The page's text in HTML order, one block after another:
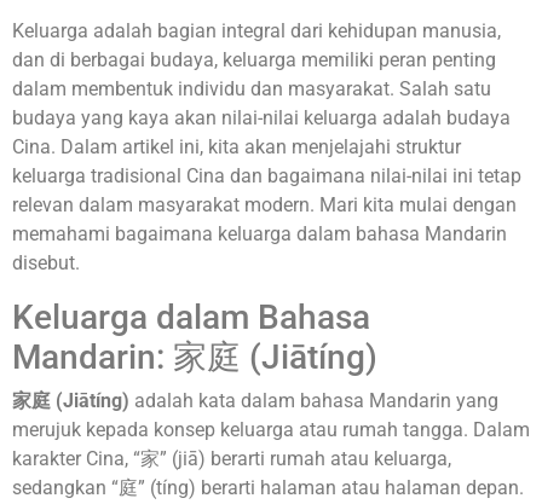
Keluarga adalah bagian integral dari kehidupan manusia,
dan di berbagai budaya, keluarga memiliki peran penting
dalam membentuk individu dan masyarakat. Salah satu
budaya yang kaya akan nilai-nilai keluarga adalah budaya
Cina. Dalam artikel ini, kita akan menjelajahi struktur
keluarga tradisional Cina dan bagaimana nilai-nilai ini tetap
relevan dalam masyarakat modern. Mari kita mulai dengan
memahami bagaimana keluarga dalam bahasa Mandarin
disebut.
Keluarga dalam Bahasa
Mandarin: 家庭 (Jiātíng)
家庭 (Jiātíng) adalah kata dalam bahasa Mandarin yang
merujuk kepada konsep keluarga atau rumah tangga. Dalam
karakter Cina, “家” (jiā) berarti rumah atau keluarga,
sedangkan “庭” (tíng) berarti halaman atau halaman depan.